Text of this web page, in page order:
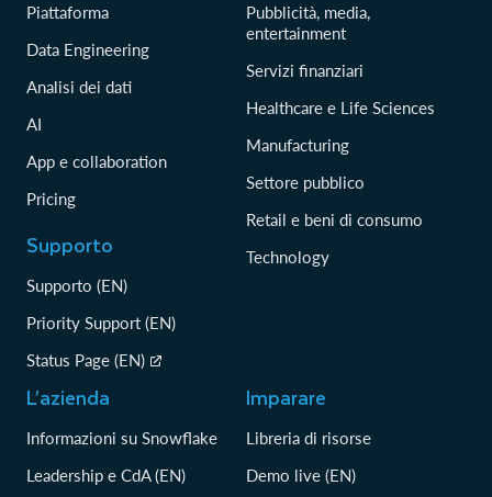
Piattaforma
Data Engineering
Analisi dei dati
AI
App e collaboration
Pricing
Supporto
Supporto (EN)
Priority Support (EN)
Status Page (EN)
Pubblicità, media,
entertainment
Servizi finanziari
Healthcare e Life Sciences
Manufacturing
Settore pubblico
Retail e beni di consumo
Technology
L’azienda
Informazioni su Snowflake
Leadership e CdA (EN)
Imparare
Libreria di risorse
Demo live (EN)